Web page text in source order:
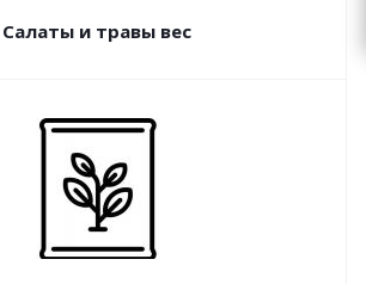
Салаты и травы вес